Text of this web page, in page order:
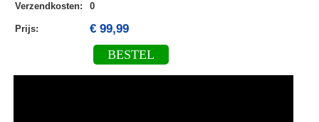
Verzendkosten: 0
Prijs: € 99,99
BESTEL